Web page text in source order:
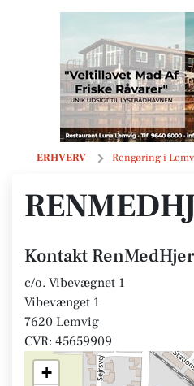
ERHVERV Rengøring i
RenMedHjerte
Kontakt
c/o. Vibevægnet 1
Vibevænget 1
7620 Lemvig
CVR: 45659909
+